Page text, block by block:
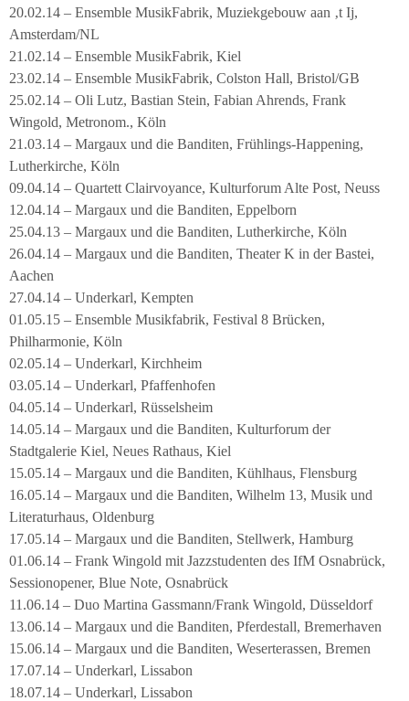
20.02.14 – Ensemble MusikFabrik, Muziekgebouw aan ‚t Ij,
Amsterdam/NL
21.02.14 – Ensemble MusikFabrik, Kiel
23.02.14 – Ensemble MusikFabrik, Colston Hall, Bristol/GB
25.02.14 – Oli Lutz, Bastian Stein, Fabian Ahrends, Frank
Wingold, Metronom., Köln
21.03.14 – Margaux und die Banditen, Frühlings-Happening,
Lutherkirche, Köln
09.04.14 – Quartett Clairvoyance, Kulturforum Alte Post, Neuss
12.04.14 – Margaux und die Banditen, Eppelborn
25.04.13 – Margaux und die Banditen, Lutherkirche, Köln
26.04.14 – Margaux und die Banditen, Theater K in der Bastei,
Aachen
27.04.14 – Underkarl, Kempten
01.05.15 – Ensemble Musikfabrik, Festival 8 Brücken,
Philharmonie, Köln
02.05.14 – Underkarl, Kirchheim
03.05.14 – Underkarl, Pfaffenhofen
04.05.14 – Underkarl, Rüsselsheim
14.05.14 – Margaux und die Banditen, Kulturforum der
Stadtgalerie Kiel, Neues Rathaus, Kiel
15.05.14 – Margaux und die Banditen, Kühlhaus, Flensburg
16.05.14 – Margaux und die Banditen, Wilhelm 13, Musik und
Literaturhaus, Oldenburg
17.05.14 – Margaux und die Banditen, Stellwerk, Hamburg
01.06.14 – Frank Wingold mit Jazzstudenten des IfM Osnabrück,
Sessionopener, Blue Note, Osnabrück
11.06.14 – Duo Martina Gassmann/Frank Wingold, Düsseldorf
13.06.14 – Margaux und die Banditen, Pferdestall, Bremerhaven
15.06.14 – Margaux und die Banditen, Weserterassen, Bremen
17.07.14 – Underkarl, Lissabon
18.07.14 – Underkarl, Lissabon